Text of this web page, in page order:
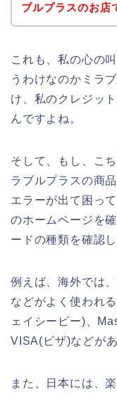
ブルプラスのお店
これも、私の心の
うわけなのかミラ
け、私のクレジッ
んですよね。
そして、もし、こ
ラブルプラスの商
エラーが出て困っ
のホームページを
ードの種類を確認
例えば、海外では
などがよく使われ
ェイシービー)、
VISA(ビザ)などが
また、日本には、